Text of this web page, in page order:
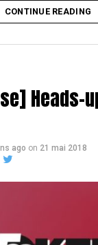
CONTINUE READING
Heads-
ago on 21 mai 2018